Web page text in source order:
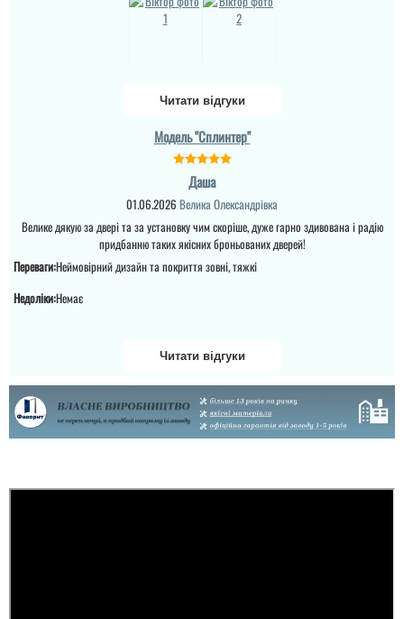
хорошим покриттям від
Ігор
Шукав собі в квартиру
Яна
Боялась вносить
Читати відгуки
Модель "Сплинтер"
Даша
01.06.2026 Велика Олександрівка
Велике дякую за двері та за установку чим скоріше, дуже гарно здивована і радію
придбанню таких якісних броньованих дверей!
Переваги:Неймовірний дизайн та покриття зовні, тяжкі
Недоліки:Немає
Читати відгуки